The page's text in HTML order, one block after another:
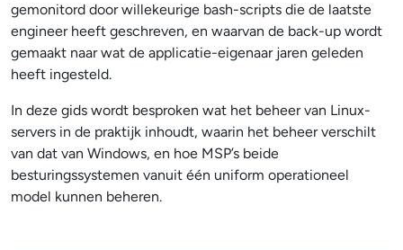
gemonitord door willekeurige bash-scripts die de laatste
engineer heeft geschreven, en waarvan de back-up wordt
gemaakt naar wat de applicatie-eigenaar jaren geleden
heeft ingesteld.
In deze gids wordt besproken wat het beheer van Linux-
servers in de praktijk inhoudt, waarin het beheer verschilt
van dat van Windows, en hoe MSP’s beide
besturingssystemen vanuit één uniform operationeel
model kunnen beheren.